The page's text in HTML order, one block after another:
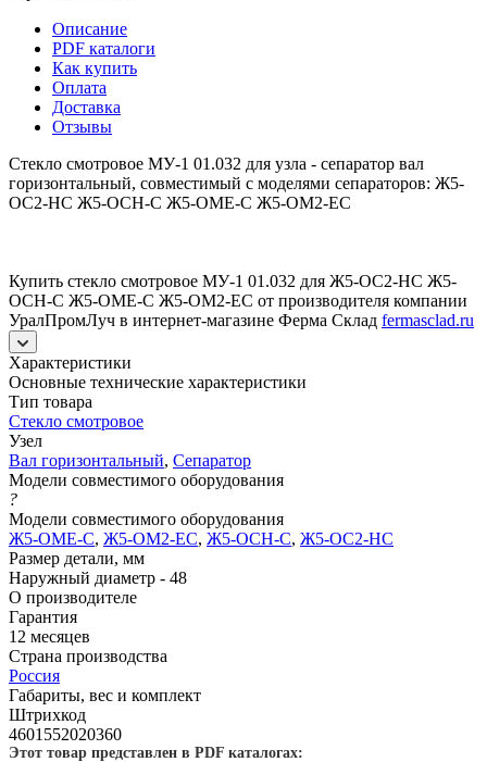
Описание
PDF каталоги
Как купить
Оплата
Доставка
Отзывы
Стекло смотровое МУ-1 01.032 для узла - сепаратор вал
горизонтальный, совместимый с моделями сепараторов: Ж5-
ОС2-НС Ж5-ОСН-С Ж5-ОМЕ-С Ж5-ОМ2-ЕС
Купить стекло смотровое МУ-1 01.032 для Ж5-ОС2-НС Ж5-
ОСН-С Ж5-ОМЕ-С Ж5-ОМ2-ЕС от производителя компании
УралПромЛуч в интернет-магазине Ферма Склад fermasclad.ru
Характеристики
Основные технические характеристики
Тип товара
Стекло смотровое
Узел
Вал горизонтальный, Сепаратор
Модели совместимого оборудования
?
Модели совместимого оборудования
Ж5-ОМЕ-С, Ж5-ОМ2-ЕС, Ж5-ОСН-С, Ж5-ОС2-НС
Размер детали, мм
Наружный диаметр - 48
О производителе
Гарантия
12 месяцев
Страна производства
Россия
Габариты, вес и комплект
Штрихкод
4601552020360
Этот товар представлен в PDF каталогах: